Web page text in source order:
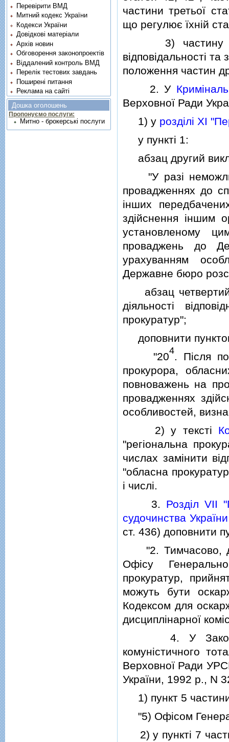
частини третьої
що регулює їхнiй
3) частину
вiдповiдальностi та
положення частин
2. У
Верховної Ради
1) у роздiлi XI
у пунктi 1:
абзац другий
"У разi
провадженнях до
iнших
здiйснення iншим
установленому
проваджень до
урахуванням
Державне бюро
абзац четвертий
дiяльностi
прокуратур";
доповнити
"204. Пiсля
прокурора,
повноважень на
провадженнях
особливостей,
2) у текстi
"регiональна
числах замiнити
"обласна
i числi.
3. Роздiл VII
судочинства України
ст. 436) доповнити
"2. Тимчасово, до
Офiсу
прокуратур,
можуть бути
Кодексом для
дисциплiнарної
4. У Законi
комунiстичного
Верховної Ради
України, 1992 р., N
1) пункт 5 частини
"5) Офiсом
2) у пунктi 7
Перевірити ВМД
Митний кодекс України
Кодекси України
Довідкові матеріали
Архів новин
Обговорення законопроектів
Віддалений контроль ВМД
Перелік тестових завдань
Поширені питання
Реклама на сайті
Дошка оголошень
Пропонуємо послуги:
Митно - брокерські послуги